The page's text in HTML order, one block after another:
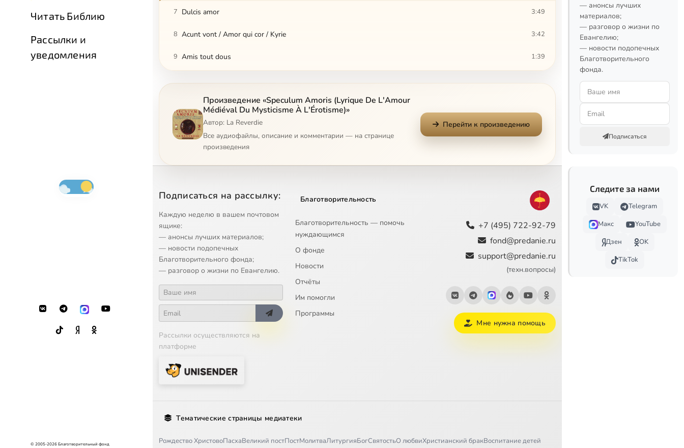
Читать Библию
Рассылки и
уведомления
© 2005-2026 Благотворительный фонд
7 Dulcis amor 3:49
8 Acunt vont / Amor qui cor / Kyrie 3:42
9 Amis tout dous 1:39
Tres douls amis
12 Questa fanciulla Amor
Questa fanciulla Amor
14 Quan je voy 2:39
1:41
16 Go hert 3:33
17 Ain graserin 3:18
18 Trew on wam ys all my tryst 1:47
Произведение «Speculum Amoris (Lyrique De L'Amour
Médiéval Du Mysticisme À L'Érotisme)»
Автор: La Reverdie
Все аудиофайлы, описание и комментарии — на странице
произведения
Перейти к произведению
Подписаться на рассылку:
Каждую неделю в вашем почтовом
ящике:
— анонсы лучших материалов;
— новости подопечных
Благотворительного фонда;
— разговор о жизни по Евангелию.
Рассылки осуществляются на
платформе
Благотворительность
Благотворительность — помочь
нуждающимся
О фонде
Новости
Отчёты
Им помогли
Программы
+7 (495) 722-92-79
fond@predanie.ru
support@predanie.ru
(техн.вопросы)
Мне нужна помощь
Тематические страницы медиатеки
Рождество ХристовоПасхаВеликий постПостМолитваЛитургияБогСвятостьО любвиХристианский бракВоспитание детей
— анонсы лучших
материалов;
— разговор о жизни по
Евангелию;
— новости подопечных
Благотворительного
фонда.
Подписаться
Следите за нами
VK
Telegram
Макс
YouTube
Дзен
OK
TikTok